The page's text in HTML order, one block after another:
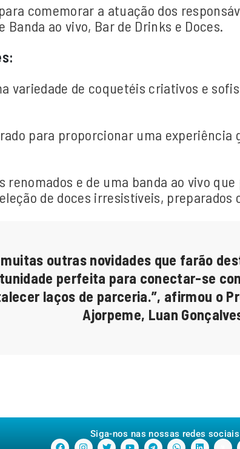
comemorar a atuação dos
ao vivo, Bar de Drinks e Doces.
variedade de coquetéis criativos e
para proporcionar uma experiência
renomados e de uma banda ao vivo
de doces irresistíveis,
outras novidades que farão
perfeita para conectar-se
laços de parceria.”, afirmou o
Ajorpeme, Luan
Siga-nos nas nossas redes sociais